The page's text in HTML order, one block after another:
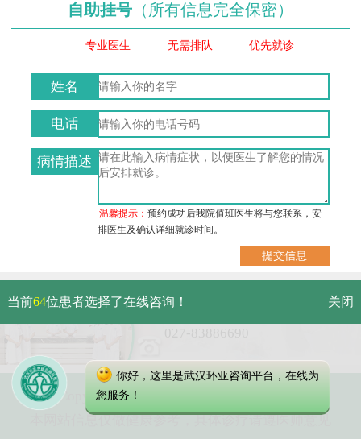
自助挂号 （所有信息完全保密）
专业医生 无需排队 优先就诊
姓名
电话
病情描述
温馨提示：预约成功后我院值班医生将与您联系，安
排医生及确认详细就诊时间。
武汉市硚口区解放大道479号
Copyright 2023 武汉环亚中医白癜风医院
本网站信息仅做健康参考，具体诊疗请遵医师意见
当前64位患者选择了在线咨询！ 关闭
你好，这里是武汉环亚咨询平台，在线为
您服务！